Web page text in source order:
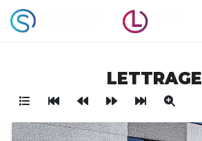
LETTRAGE